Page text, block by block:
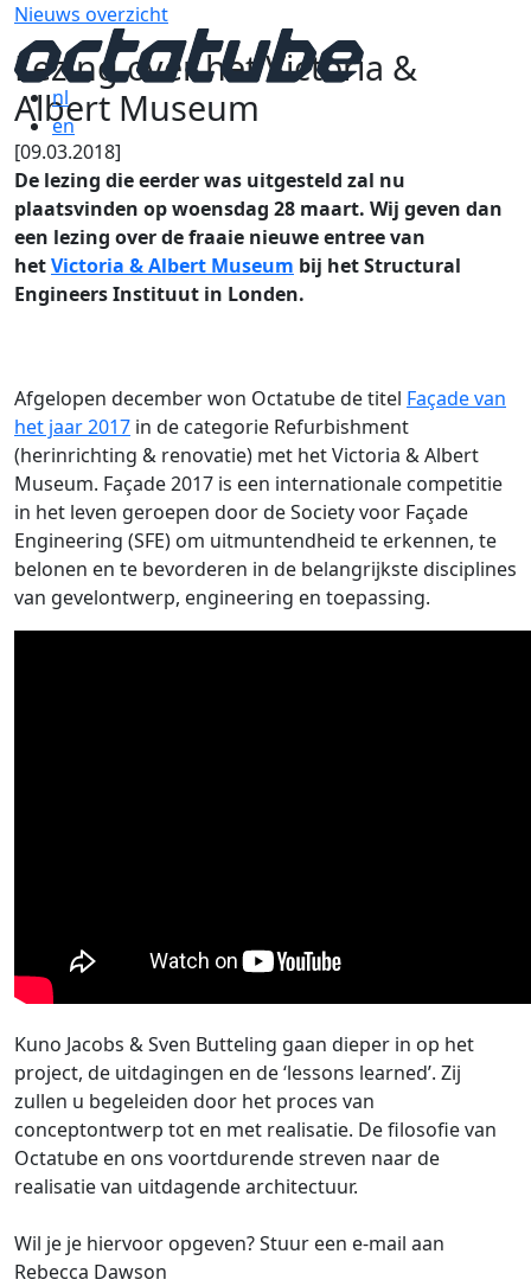
nl
en
Nieuws overzicht
Lezing over het Victoria &
Albert Museum
[09.03.2018]
De lezing die eerder was uitgesteld zal nu
plaatsvinden op woensdag 28 maart. Wij geven dan
een lezing over de fraaie nieuwe entree van
hetVictoria & Albert Museum bij het Structural
Engineers Instituut in Londen.
Afgelopen december won Octatube de titel Façade van
het jaar 2017 in de categorie Refurbishment
(herinrichting & renovatie) met het Victoria & Albert
Museum. Façade 2017 is een internationale competitie
in het leven geroepen door de Society voor Façade
Engineering (SFE) om uitmuntendheid te erkennen, te
belonen en te bevorderen in de belangrijkste disciplines
van gevelontwerp, engineering en toepassing.
Kuno Jacobs & Sven Butteling gaan dieper in op het
project, de uitdagingen en de ‘lessons learned’. Zij
zullen u begeleiden door het proces van
conceptontwerp tot en met realisatie. De filosofie van
Octatube en ons voortdurende streven naar de
realisatie van uitdagende architectuur.
Wil je je hiervoor opgeven? Stuur een e-mail aan
Rebecca Dawson